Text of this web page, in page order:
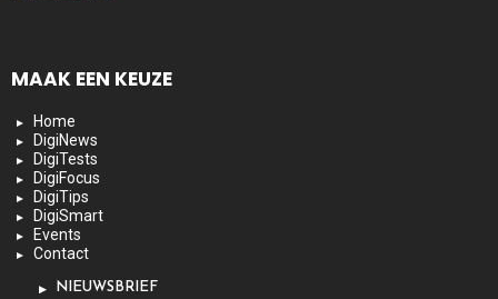
MAAK EEN KEUZE
Home
DigiNews
DigiTests
DigiFocus
DigiTips
DigiSmart
Events
Contact
NIEUWSBRIEF